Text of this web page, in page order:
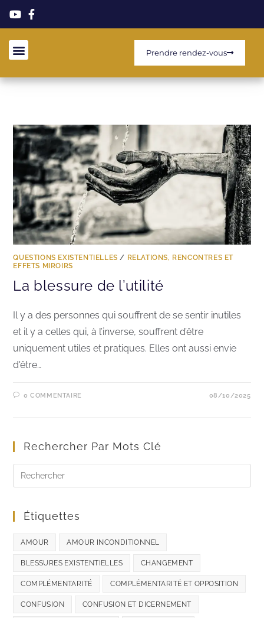
Prendre rendez-vous
QUESTIONS EXISTENTIELLES / RELATIONS, RENCONTRES ET
EFFETS MIROIRS
La blessure de l’utilité
Il y a des personnes qui souffrent de se sentir inutiles
et il y a celles qui, à l’inverse, souffrent d’être
uniquement utiles et pratiques. Elles ont aussi envie
d'être…
0 COMMENTAIRE 08/10/2025
Rechercher Par Mots Clé
Étiquettes
AMOUR AMOUR INCONDITIONNEL
BLESSURES EXISTENTIELLES CHANGEMENT
COMPLÉMENTARITÉ COMPLÉMENTARITÉ ET OPPOSITION
CONFUSION CONFUSION ET DICERNEMENT